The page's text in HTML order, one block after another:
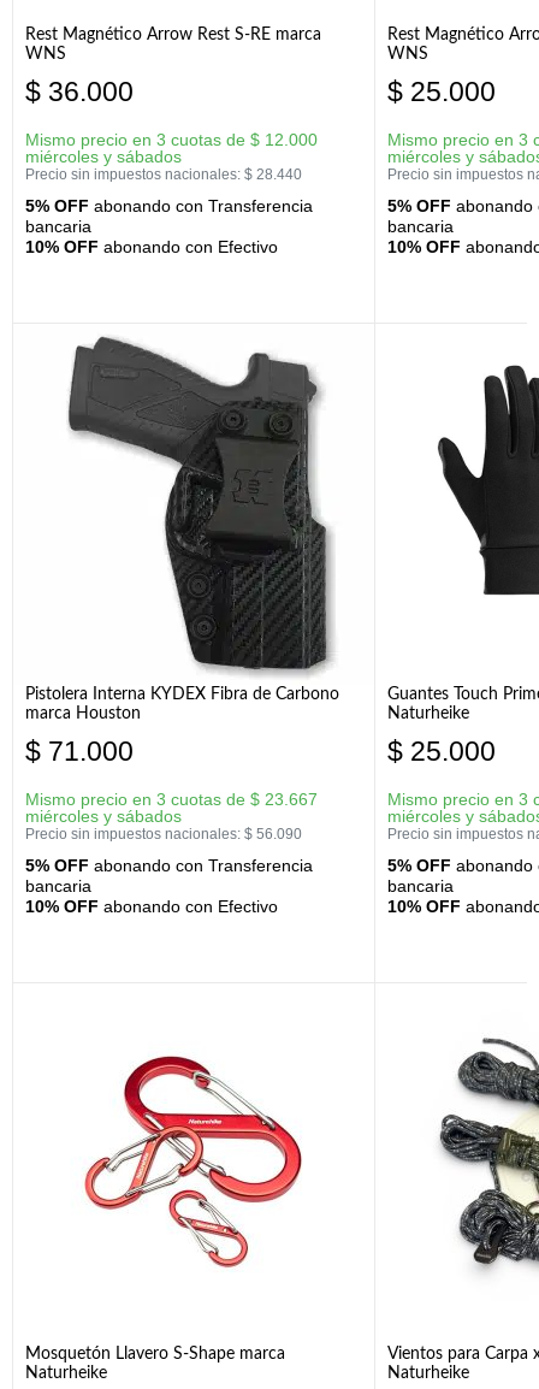
Rest Magnético Arrow Rest S-RE marca
WNS
$ 36.000
Mismo precio en 3 cuotas de $ 12.000
miércoles y sábados
Precio sin impuestos nacionales: $ 28.440
5% OFF abonando con Transferencia
bancaria
10% OFF abonando con Efectivo
Rest Magnético
WNS
$ 25.000
Mismo precio en 3
miércoles y
Precio sin impuestos
5% OFF abonando
bancaria
10% OFF
Pistolera Interna KYDEX Fibra de Carbono
marca Houston
$ 71.000
Mismo precio en 3 cuotas de $ 23.667
miércoles y sábados
Precio sin impuestos nacionales: $ 56.090
5% OFF abonando con Transferencia
bancaria
10% OFF abonando con Efectivo
Guantes Touch
Naturheike
$ 25.000
Mismo precio en 3
miércoles y
Precio sin impuestos
5% OFF abonando
bancaria
10% OFF
Mosquetón Llavero S-Shape marca
Naturheike
Vientos para Carpa
Naturheike